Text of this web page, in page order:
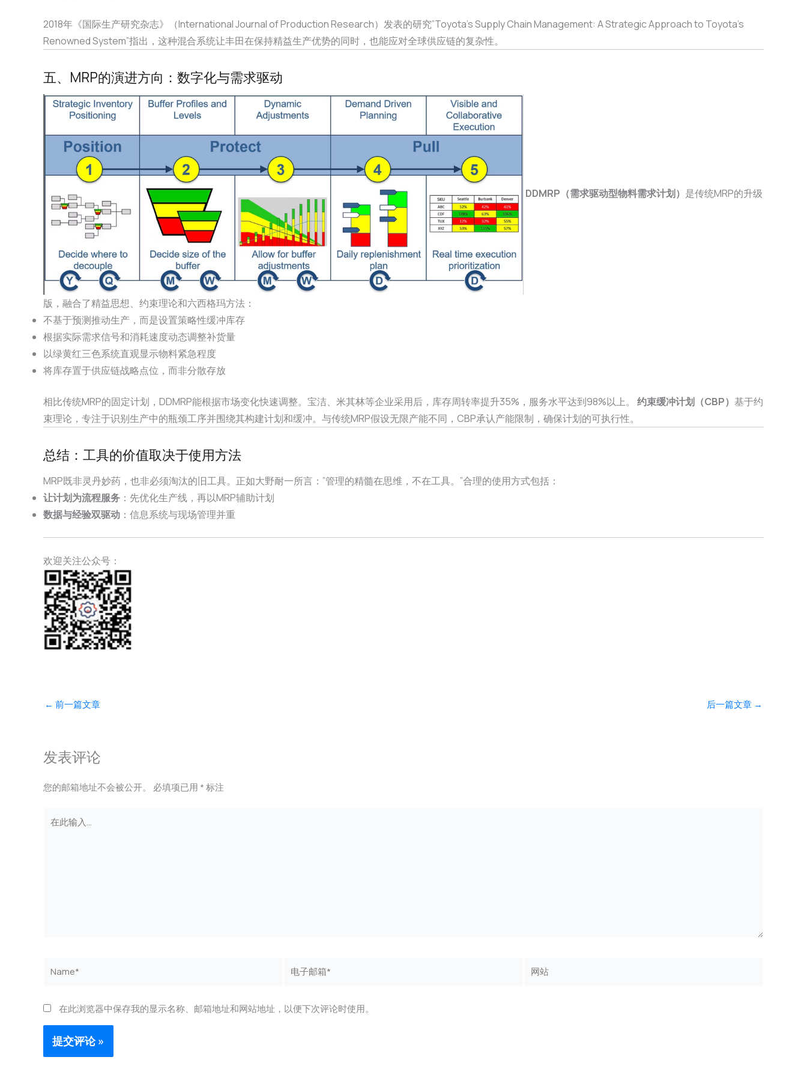
2018年《国际生产研究杂志》（International Journal of Production Research）发表的研究”Toyota’s Supply Chain Management: A Strategic Approach to Toyota’s
Renowned System”指出，这种混合系统让丰田在保持精益生产优势的同时，也能应对全球供应链的复杂性。
五、MRP的演进方向：数字化与需求驱动
DDMRP（需求驱动型物料需求计划） 是传统MRP的升级
版，融合了精益思想、约束理论和六西格玛方法：
不基于预测推动生产，而是设置策略性缓冲库存
根据实际需求信号和消耗速度动态调整补货量
以绿黄红三色系统直观显示物料紧急程度
将库存置于供应链战略点位，而非分散存放
相比传统MRP的固定计划，DDMRP能根据市场变化快速调整。宝洁、米其林等企业采用后，库存周转率提升35%，服务水平达到98%以上。 约束缓冲计划（CBP） 基于约
束理论，专注于识别生产中的瓶颈工序并围绕其构建计划和缓冲。与传统MRP假设无限产能不同，CBP承认产能限制，确保计划的可执行性。
总结：工具的价值取决于使用方法
MRP既非灵丹妙药，也非必须淘汰的旧工具。正如大野耐一所言：”管理的精髓在思维，不在工具。”合理的使用方式包括：
让计划为流程服务 ：先优化生产线，再以MRP辅助计划
数据与经验双驱动 ：信息系统与现场管理并重
欢迎关注公众号：
← 前一篇文章 后一篇文章 →
发表评论
您的邮箱地址不会被公开。 必填项已用 *标注
子
箱
站
在此浏览器中保存我的显示名称、邮箱地址和网站地址，以便下次评论时使用。